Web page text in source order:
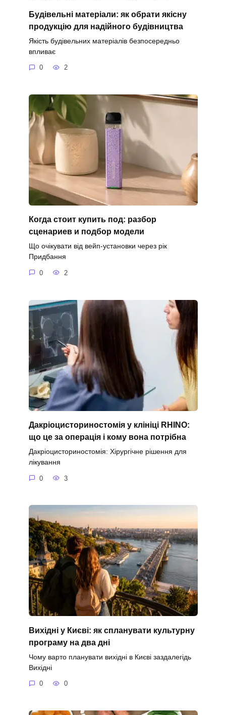
Будівельні матеріали: як обрати якісну
продукцію для надійного будівництва
Якість будівельних матеріалів безпосередньо
впливає
0 2
Когда стоит купить под: разбор
сценариев и подбор модели
Що очікувати від вейп-установки через рік
Придбання
0 2
Дакріоцисториностомія у клініці RHINO:
що це за операція і кому вона потрібна
Дакріоцисториностомія: Хірургічне рішення для
лікування
0 3
Вихідні у Києві: як спланувати культурну
програму на два дні
Чому варто планувати вихідні в Києві заздалегідь
Вихідні
0 0